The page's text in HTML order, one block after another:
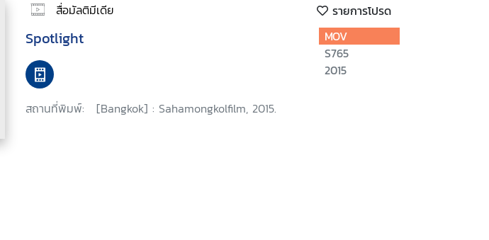
สื่อมัลติมีเดีย รายการโปรด
Spotlight
สถานที่พิมพ์: [Bangkok] : Sahamongkolfilm, 2015.
MOV
S765
2015